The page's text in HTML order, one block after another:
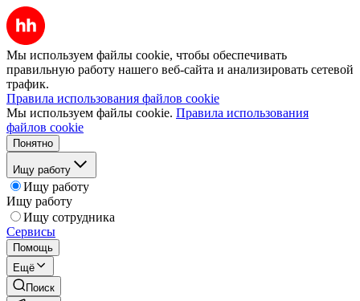
Мы используем файлы cookie, чтобы обеспечивать
правильную работу нашего веб-сайта и анализировать сетевой
трафик.
Правила использования файлов cookie
Мы используем файлы cookie. Правила использования
файлов cookie
Понятно
Ищу работу
Ищу работу
Ищу работу
Ищу сотрудника
Сервисы
Помощь
Ещё
Поиск